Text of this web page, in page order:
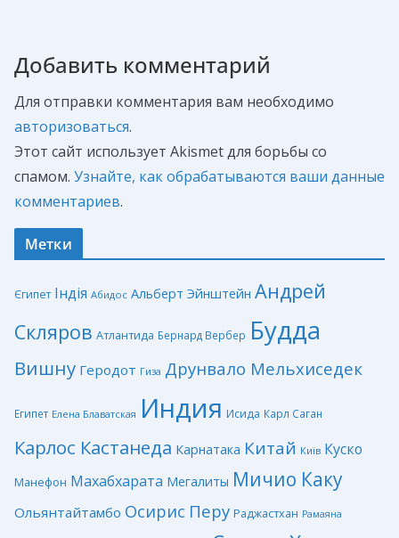
Добавить комментарий
Для отправки комментария вам необходимо
авторизоваться.
Этот сайт использует Akismet для борьбы со
спамом. Узнайте, как обрабатываются ваши данные
комментариев.
Метки
Єгипет Індія Абидос Альберт Эйнштейн Андрей
Скляров Атлантида Бернард Вербер Будда
Вишну Геродот Гиза Друнвало Мельхиседек
Египет Елена Блаватская Индия Исида Карл Саган
Карлос Кастанеда Карнатака Китай Київ Куско
Манефон Махабхарата Мегалиты Мичио Каку
Ольянтайтамбо Осирис Перу Раджастхан Рамаяна